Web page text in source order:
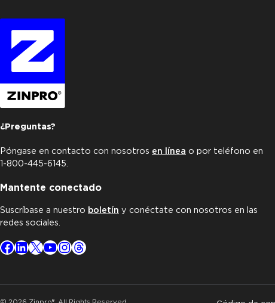
¿Preguntas?
Póngase en contacto con nosotros en línea o por teléfono en
1-800-445-6145.
Mantente conectado
Suscríbase a nuestro boletín y conéctate con nosotros en las
redes sociales.
Facebook
LinkedIn
X YouTube
Instagram
Threads